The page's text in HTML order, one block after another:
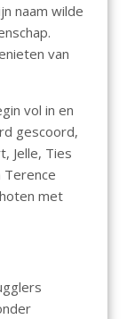
naam wilde
van
vol in en
gescoord,
Jelle, Ties
Terence
met